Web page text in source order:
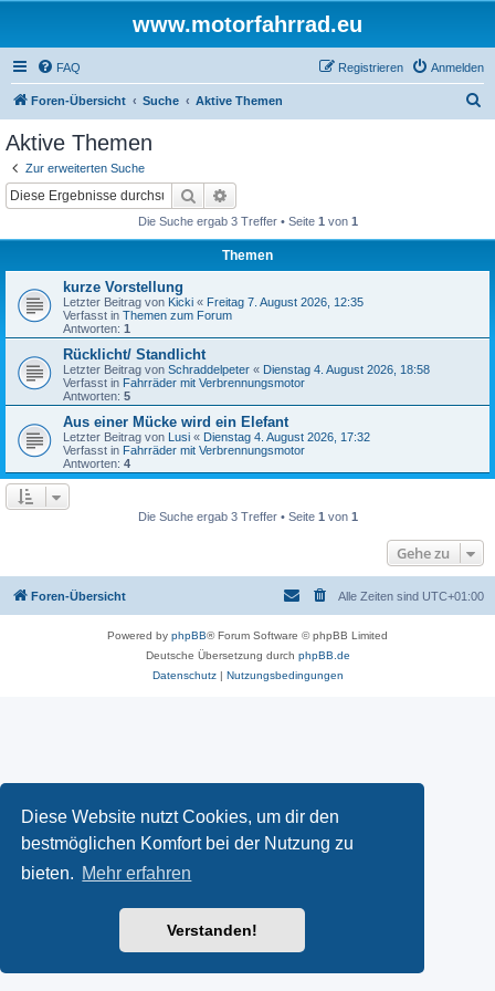
Diese Website nutzt Cookies, um dir den
bestmöglichen Komfort bei der Nutzung zu
bieten. Mehr erfahren
Verstanden!
www.motorfahrrad.eu
FAQ Anmelden
Registrieren
Foren-Übersicht Suche Aktive Themen
Aktive Themen
Zur erweiterten Suche
Suche
Die Suche ergab 3 Treffer • Seite 1 von 1
Themen
kurze Vorstellung
Letzter Beitrag von Kicki « Freitag 7. August 2026, 12:35
Verfasst in Themen zum Forum
Antworten: 1
Rücklicht/ Standlicht
Letzter Beitrag von Schraddelpeter « Dienstag 4. August 2026, 18:58
Verfasst in Fahrräder mit Verbrennungsmotor
Antworten: 5
Aus einer Mücke wird ein Elefant
Letzter Beitrag von Lusi « Dienstag 4. August 2026, 17:32
Verfasst in Fahrräder mit Verbrennungsmotor
Antworten: 4
Die Suche ergab 3 Treffer • Seite 1 von 1
Gehe zu
Foren-Übersicht Alle Zeiten sind UTC+01:00
Powered by phpBB® Forum Software © phpBB Limited
Deutsche Übersetzung durch phpBB.de
Datenschutz| Nutzungsbedingungen